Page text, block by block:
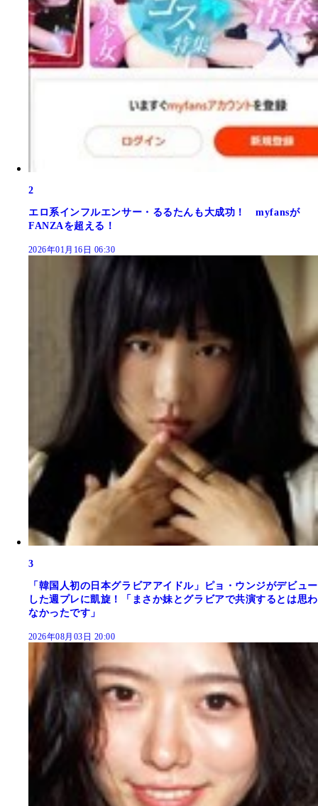
2
エロ系インフルエンサー・るるたんも大成功！ myfansが
FANZAを超える！
2026年01月16日 06:30
3
「韓国人初の日本グラビアアイドル」ピョ・ウンジがデビュー
した週プレに凱旋！「まさか妹とグラビアで共演するとは思わ
なかったです」
2026年08月03日 20:00